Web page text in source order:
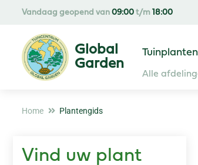
Home Plantengids
Vandaag geopend van 09:00 t/m 18:00
Tuinplanten
Alle
Vind uw plant